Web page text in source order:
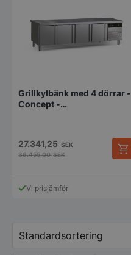
Grillkylbänk med 4 dörrar -
Concept -
27.341,25 SEK
36.455,00SEK
Vi prisjämför